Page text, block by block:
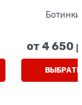
Ботинки
черный
молния/
от4 650
ВЫБРАТЬ